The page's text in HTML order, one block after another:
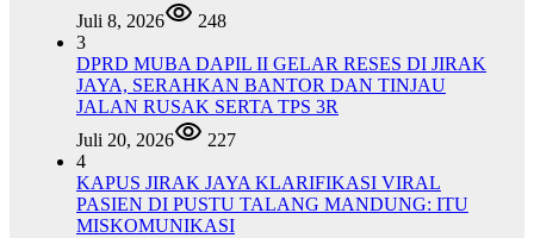
Juli 8, 2026
248
3
DPRD MUBA DAPIL II GELAR RESES DI JIRAK
JAYA, SERAHKAN BANTOR DAN TINJAU
JALAN RUSAK SERTA TPS 3R
Juli 20, 2026
227
4
KAPUS JIRAK JAYA KLARIFIKASI VIRAL
PASIEN DI PUSTU TALANG MANDUNG: ITU
MISKOMUNIKASI